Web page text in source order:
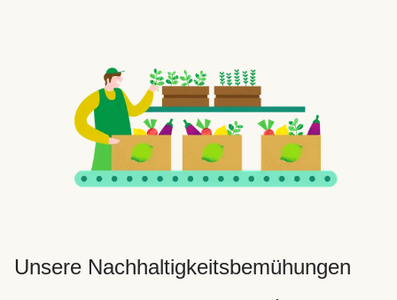
Unsere Nachhaltigkeitsbemühungen